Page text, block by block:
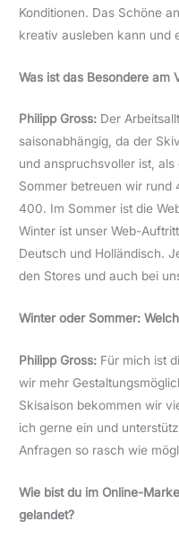
Konditionen. Das Schöne
kreativ ausleben kann und
Was ist das Besondere am
Philipp Gross: Der
saisonabhängig, da der
und anspruchsvoller ist,
Sommer betreuen wir rund
400. Im Sommer ist die
Winter ist unser Web-
Deutsch und Holländisch.
den Stores und auch bei
Winter oder Sommer:
Philipp Gross: Für mich ist
wir mehr
Skisaison bekommen wir
ich gerne ein und
Anfragen so rasch wie
Wie bist du im Online-
gelandet?